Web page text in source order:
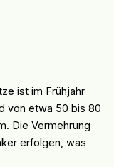
ist im Frühjahr
von etwa 50 bis 80
Die Vermehrung
erfolgen, was